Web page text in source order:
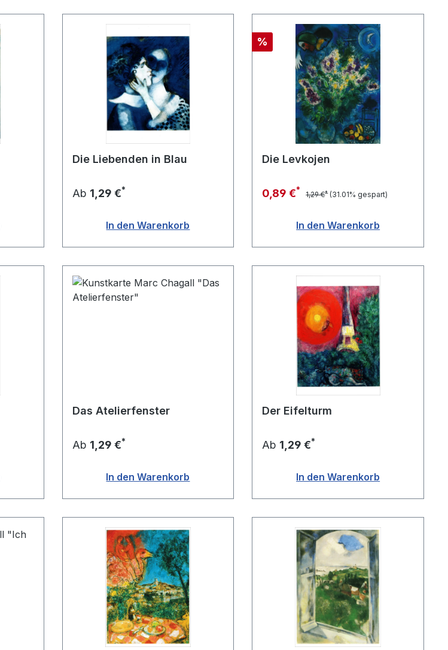
Die Liebenden in Blau
Ab 1,29 €*
In den Warenkorb
Rabatt
%
Die Levkojen
0,89 €* 1,29 €* (31.01% gespart)
In den Warenkorb
Das Atelierfenster
Ab 1,29 €*
In den Warenkorb
Der Eifelturm
Ab 1,29 €*
In den Warenkorb